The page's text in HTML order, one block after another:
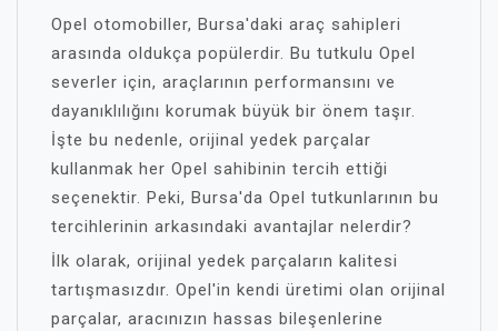
Opel otomobiller, Bursa'daki araç sahipleri
arasında oldukça popülerdir. Bu tutkulu Opel
severler için, araçlarının performansını ve
dayanıklılığını korumak büyük bir önem taşır.
İşte bu nedenle, orijinal yedek parçalar
kullanmak her Opel sahibinin tercih ettiği
seçenektir. Peki, Bursa'da Opel tutkunlarının bu
tercihlerinin arkasındaki avantajlar nelerdir?
İlk olarak, orijinal yedek parçaların kalitesi
tartışmasızdır. Opel'in kendi üretimi olan orijinal
parçalar, aracınızın hassas bileşenlerine